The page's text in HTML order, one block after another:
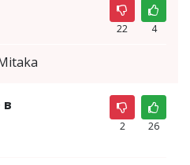
22 4
в
2 26